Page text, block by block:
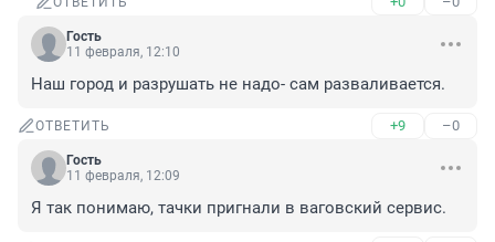
Гость
11 февраля, 12:10
Наш город и разрушать не надо- сам разваливается.
ОТВЕТИТЬ +9 –0
Гость
11 февраля, 12:09
Я так понимаю, тачки пригнали в ваговский сервис.